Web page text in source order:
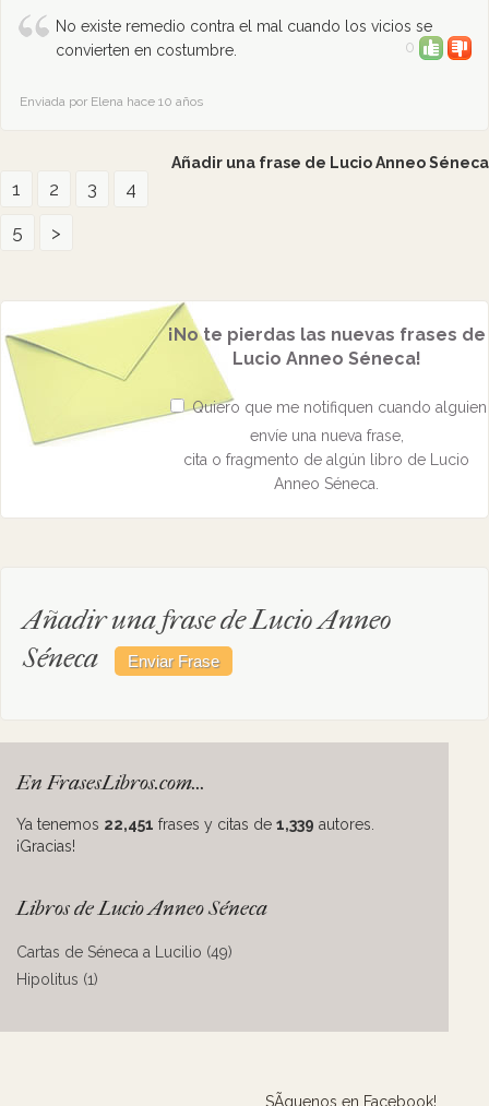
No existe remedio contra el mal cuando los vicios se
convierten en costumbre.
0
Enviada por Elena hace 10 años
Añadir una frase de Lucio Anneo Séneca
1 2 3
4
5
>
¡No te pierdas las nuevas frases de
Lucio Anneo Séneca!
Quiero que me notifiquen cuando alguien
envíe una nueva frase,
cita o fragmento de algún libro de Lucio
Anneo Séneca.
Añadir una frase de Lucio Anneo
Séneca
En FrasesLibros.com...
Ya tenemos 22,451 frases y citas de 1,339 autores.
¡Gracias!
Libros de Lucio Anneo Séneca
Cartas de Séneca a Lucilio (49)
Hipolitus (1)
SÃ­guenos en Facebook!